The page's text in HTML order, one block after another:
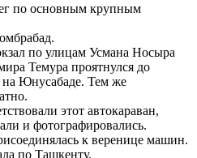
по основным крупным
по улицам Усмана Носыра
Темура проятнулся до
на Юнусабаде. Тем же
этот автокараван,
и фотографировались.
к веренице машин.
по Ташкенту.